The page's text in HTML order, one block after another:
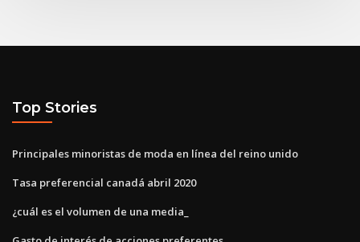
Top Stories
Principales minoristas de moda en línea del reino unido
Tasa preferencial canadá abril 2020
¿cuál es el volumen de una media_